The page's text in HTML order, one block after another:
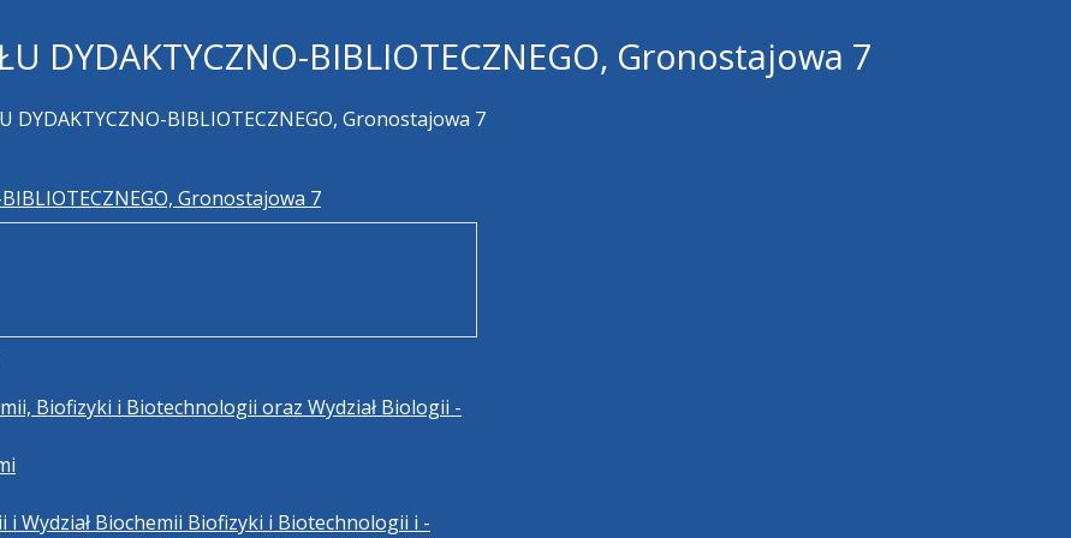
DYDAKTYCZNO-BIBLIOTECZNEGO, Gronostajowa 7
DYDAKTYCZNO-BIBLIOTECZNEGO, Gronostajowa 7
Gronostajowa 7
Biofizyki i Biotechnologii oraz Wydział Biologii -
Wydział Biochemii Biofizyki i Biotechnologii i -